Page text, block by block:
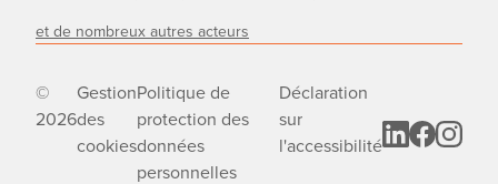
et de nombreux autres acteurs
©
2026
Gestion
des
cookies
Politique de
protection des
données
personnelles
Déclaration
sur
l'accessibilité